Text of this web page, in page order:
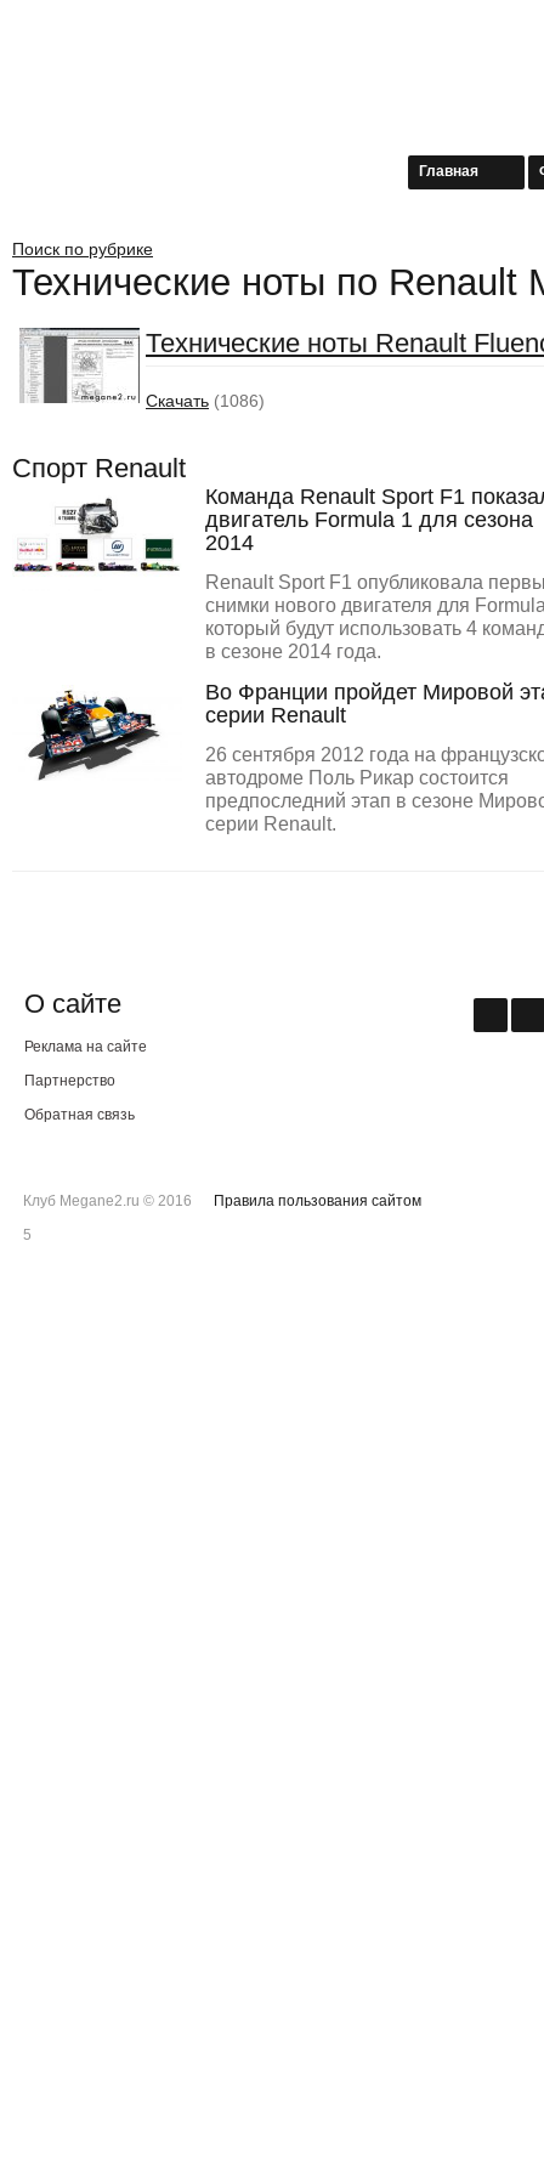
Главная
Поиск по рубрике
Технические ноты по Renault
Технические ноты Renault
Скачать (1086)
Спорт Renault
Команда Renault Sport F1
двигатель Formula 1 для сезона
2014
Renault Sport F1 опубликовала
снимки нового двигателя для
который будут использовать 4
в сезоне 2014 года.
Во Франции пройдет Мировой
серии Renault
26 сентября 2012 года на
автодроме Поль Рикар состоится
предпоследний этап в сезоне
серии Renault.
О сайте
Реклама на сайте
Партнерство
Обратная связь
Клуб Megane2.ru © 2016
Правила пользования сайтом
5